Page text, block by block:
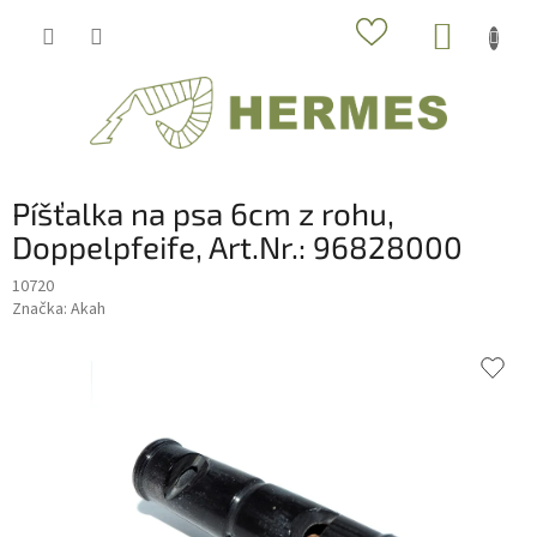
Píšťalka na psa 6cm z rohu,
Doppelpfeife, Art.Nr.: 96828000
10720
Značka: Akah